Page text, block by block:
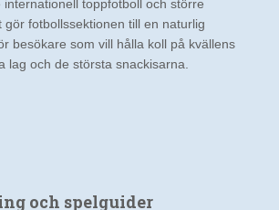
toppfotboll och större
gör fotbollssektionen till en naturlig
besökare som vill hålla koll på kvällens
lag och de största snackisarna.
och spelguider